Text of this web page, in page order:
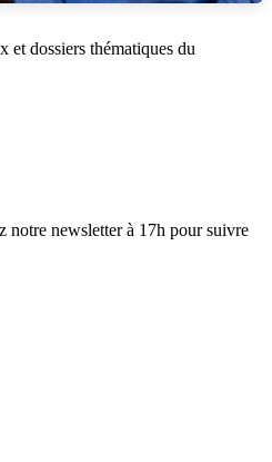
et dossiers thématiques du
notre newsletter à 17h pour suivre